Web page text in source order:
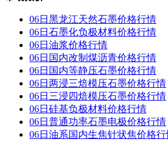
06日黑龙江天然石墨价格行情
06日石墨化负极材料价格行情
06日油浆价格行情
06日国内改制煤沥青价格行情
06日国内 等静压石墨价格行情
06日两浸三焙模压石墨价格行情
06日三浸四焙模压石墨价格行情
06日硅基负极材料价格行情
06日普通功率石墨电极价格行情
06日油系国内生焦针状焦价格行